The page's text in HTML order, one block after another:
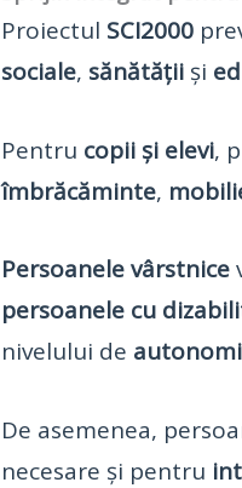
Proiectul SCI2000
sociale, sănătății și
Pentru copii și elevi,
îmbrăcăminte,
Persoanele vârstnice
persoanele cu
nivelului de
De asemenea,
necesare și pentru